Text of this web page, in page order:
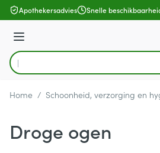
Ga naar de inhoud
Apothekersadvies Snelle
Menu
Product, merk, categorie...
Home / Schoonheid, verzorging en
Droge ogen